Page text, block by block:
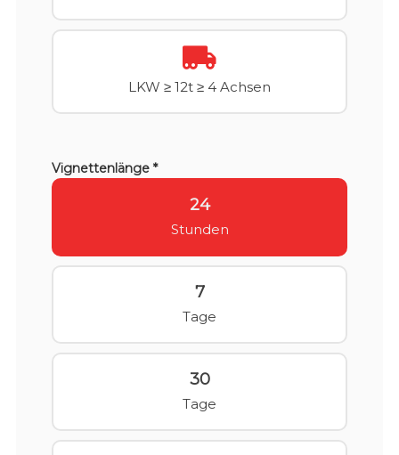
LKW ≥ 12t ≥ 4 Achsen
Vignettenlänge *
24
Stunden
7
Tage
30
Tage